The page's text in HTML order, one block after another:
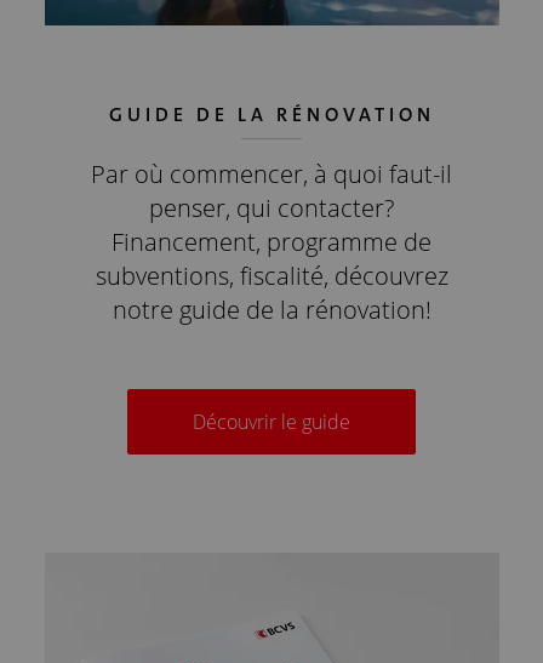
GUIDE DE LA RÉNOVATION
Par où commencer, à quoi faut-il
penser, qui contacter?
Financement, programme de
subventions, fiscalité, découvrez
notre guide de la rénovation!
Découvrir le guide